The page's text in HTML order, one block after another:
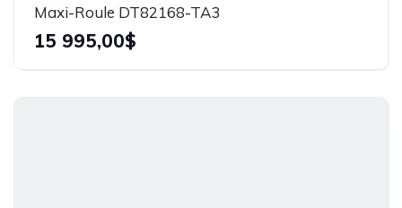
Maxi-Roule DT82168-TA3
15 995,00$